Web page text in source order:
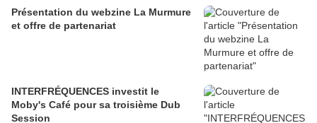
Présentation du webzine La Murmure
et offre de partenariat
INTERFRÉQUENCES investit le
Moby's Café pour sa troisième Dub
Session